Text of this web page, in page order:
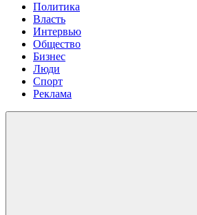
Политика
Власть
Интервью
Общество
Бизнес
Люди
Спорт
Реклама